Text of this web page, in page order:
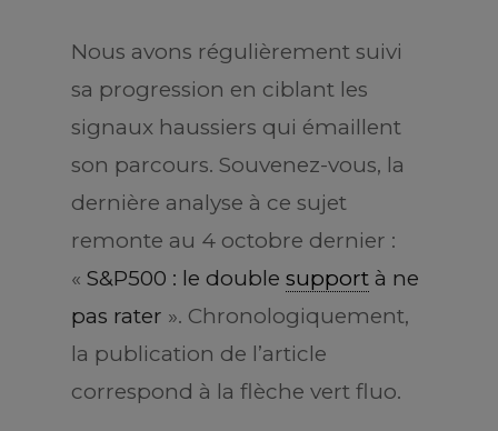
Nous avons régulièrement suivi
sa progression en ciblant les
signaux haussiers qui émaillent
son parcours. Souvenez-vous, la
dernière analyse à ce sujet
remonte au 4 octobre dernier :
« S&P500 : le double support à ne
pas rater ». Chronologiquement,
la publication de l’article
correspond à la flèche vert fluo.